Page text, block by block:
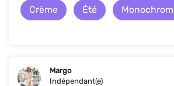
Crème
Été
Margo
Indépendant(e)